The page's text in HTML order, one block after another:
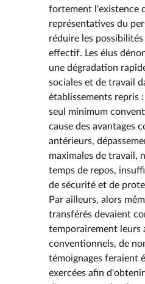
fortement l'existence
représentatives du
réduire les
effectif. Les élus
une dégradation
sociales et de travail
établissements repris
seul minimum
cause des avantages
antérieurs,
maximales de travail,
temps de repos,
de sécurité et de
Par ailleurs, alors
transférés devaient
temporairement leurs
conventionnels, de
témoignages feraient
exercées afin